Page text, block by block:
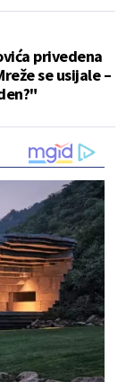
privedena
se usijale –